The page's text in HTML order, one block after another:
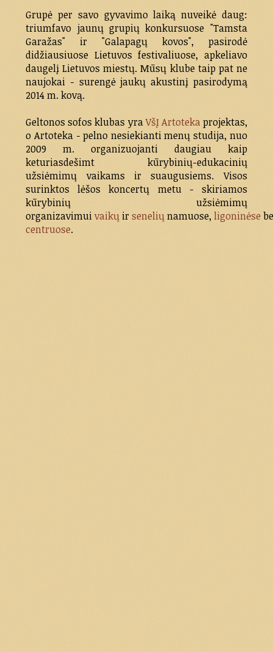
Grupė per savo gyvavimo laiką nuveikė daug:
triumfavo jaunų grupių konkursuose "Tamsta
Garažas" ir "Galapagų kovos", pasirodė
didžiausiuose Lietuvos festivaliuose, apkeliavo
daugelį Lietuvos miestų. Mūsų klube taip pat ne
naujokai - surengė jaukų akustinį pasirodymą
2014 m. kovą.
Geltonos sofos klubas yraVšĮ Artotekaprojektas,
o Artoteka - pelno nesiekianti menų studija, nuo
2009 m. organizuojanti daugiau kaip
keturiasdešimt kūrybinių-edukacinių
užsiėmimų vaikams ir suaugusiems. Visos
surinktos lėšos koncertų metu - skiriamos
kūrybinių užsiėmimų
organizavimuivaikų irseneliųnamuose,ligoninėse
centruose.